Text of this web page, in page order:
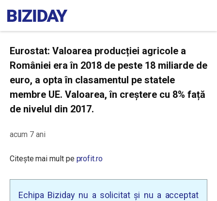
Eurostat: Valoarea producției agricole a
României era în 2018 de peste 18 miliarde de
euro, a opta în clasamentul pe statele
membre UE. Valoarea, în creștere cu 8% față
de nivelul din 2017.
acum 7 ani
Citește mai mult pe profit.ro
Echipa Biziday nu a solicitat și nu a acceptat